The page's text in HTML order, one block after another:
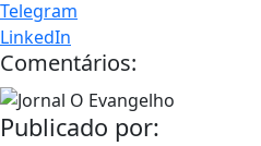
Telegram
LinkedIn
Comentários:
Publicado por: